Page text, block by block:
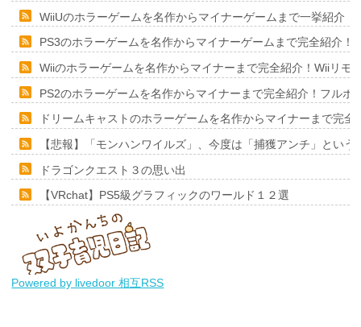
WiiUのホラーゲームを名作からマイナーゲームまで一挙紹介
PS3のホラーゲームを名作からマイナーゲームまで完全紹介
Wiiのホラーゲームを名作からマイナーまで完全紹介！Wiiリモ
PS2のホラーゲームを名作からマイナーまで完全紹介！フルポ
ドリームキャストのホラーゲームを名作からマイナーまで完
【悲報】「モンハンワイルズ」、今度は「捕獲アンチ」とい
ドラゴンクエスト３の思い出
【VRchat】PS5級グラフィックのワールド１２選
Powered by livedoor 相互RSS